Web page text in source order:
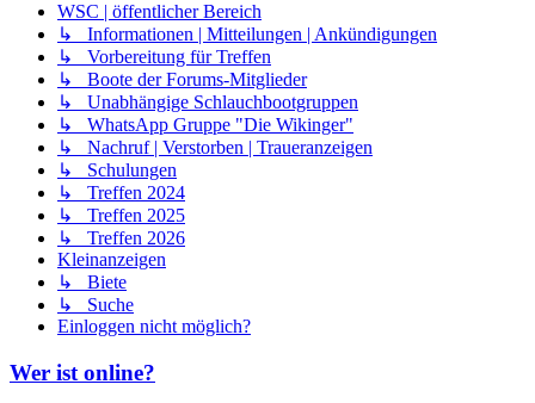
WSC | öffentlicher Bereich
↳ Informationen | Mitteilungen | Ankündigungen
↳ Vorbereitung für Treffen
↳ Boote der Forums-Mitglieder
↳ Unabhängige Schlauchbootgruppen
↳ WhatsApp Gruppe "Die Wikinger"
↳ Nachruf | Verstorben | Traueranzeigen
↳ Schulungen
↳ Treffen 2024
↳ Treffen 2025
↳ Treffen 2026
Kleinanzeigen
↳ Biete
↳ Suche
Einloggen nicht möglich?
Wer ist online?